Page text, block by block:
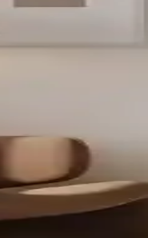
tasarım ve fonksiyonellik
Dekoratif
aynalar, farklı tasarım
ve Alfa dekoratif ayna,
Karşılaştırması